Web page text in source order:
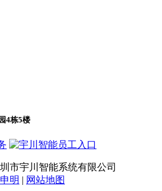
4栋5楼
员工入口
市宇川智能系统有限公司
明 | 网站地图